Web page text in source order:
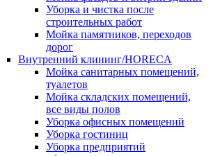
Уборка и чистка после
строительных работ
Мойка памятников, переходов
дорог
Внутренний клининг/HORECA
Мойка санитарных помещений,
туалетов
Мойка складских помещений,
все виды полов
Уборка офисных помещений
Уборка гостиниц
Уборка предприятий